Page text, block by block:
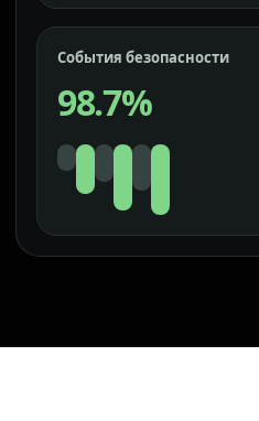
События безопасности
98.7%